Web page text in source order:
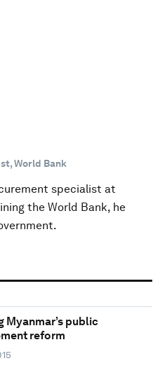
World Bank
specialist at
the World Bank, he
Myanmar’s public
reform